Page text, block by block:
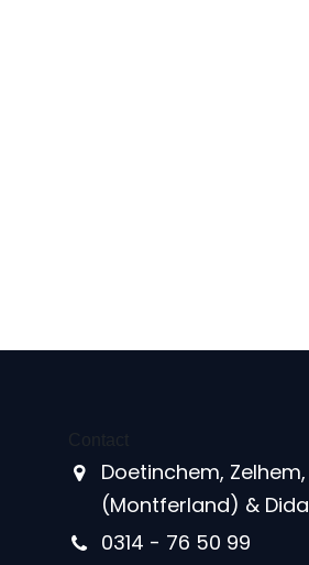
Doetinchem,
(Montferland) &
0314 - 76 50 99